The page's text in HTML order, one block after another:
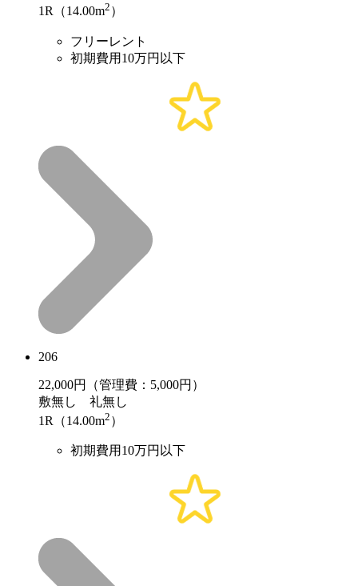
1R（14.00m2 ）
フリーレント
初期費用10万円以下
206
22,000円（管理費：5,000円）
敷無し 礼無し
1R（14.00m2 ）
初期費用10万円以下